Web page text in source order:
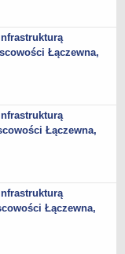
2025
2023
2022
roku
roku
Łączewna,
Łączewna,
Łączewna,